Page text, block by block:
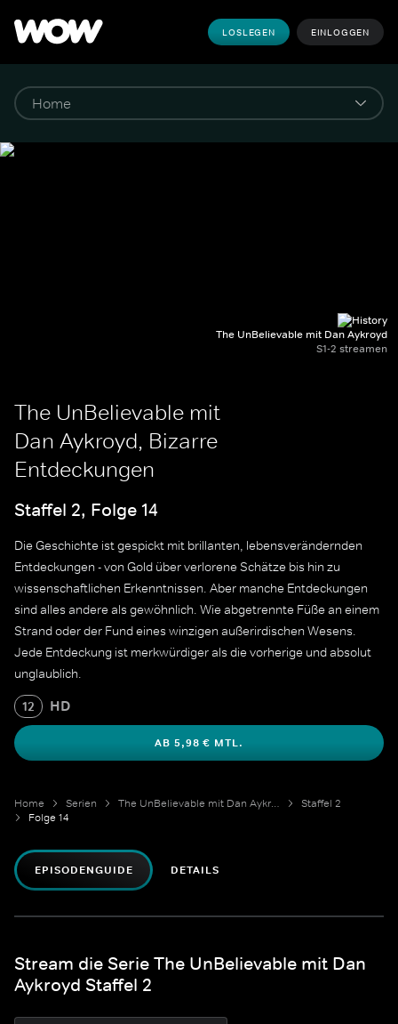
LOSLEGEN EINLOGGEN
The UnBelievable mit Dan Aykroyd
S1-2 streamen
The UnBelievable mit
Dan Aykroyd, Bizarre
Entdeckungen
Staffel 2, Folge 14
Die Geschichte ist gespickt mit brillanten, lebensverändernden
Entdeckungen - von Gold über verlorene Schätze bis hin zu
wissenschaftlichen Erkenntnissen. Aber manche Entdeckungen
sind alles andere als gewöhnlich. Wie abgetrennte Füße an einem
Strand oder der Fund eines winzigen außerirdischen Wesens.
Jede Entdeckung ist merkwürdiger als die vorherige und absolut
unglaublich.
12 HD
AB 5,98 € MTL.
Home Serien The UnBelievable mit Dan Aykroyd
Staffel 2
Folge 14
EPISODENGUIDE DETAILS
Stream die Serie The UnBelievable mit Dan
Aykroyd Staffel 2